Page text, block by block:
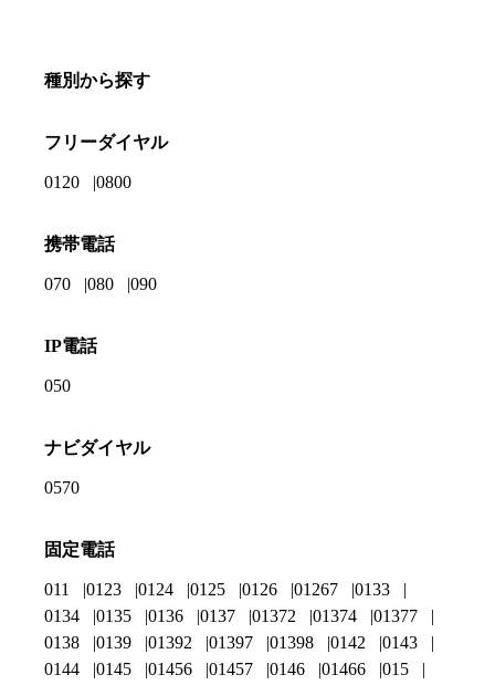
種別から探す
フリーダイヤル
0120 0800
携帯電話
070 080 090
IP電話
050
ナビダイヤル
0570
固定電話
011 0123 0124 0125 0126 01267
0133
0134
0135 0136 0137 01372 01374
01377
0138
0139 01392 01397 01398 0142
0143
0144
0145 01456 01457 0146 01466
015